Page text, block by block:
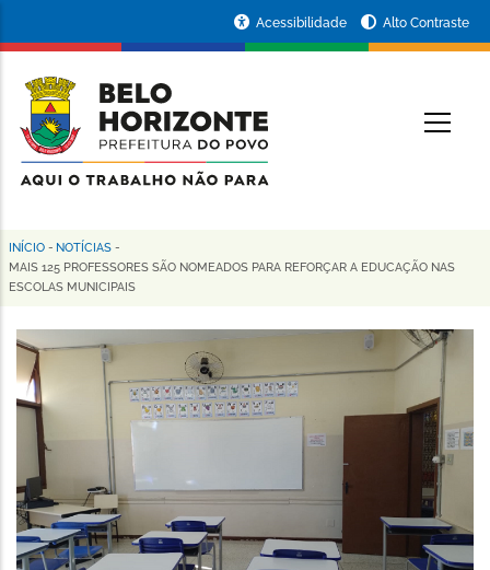
conteúdo
principal
da
Prefeitura
de
Horizonte
Acessibilidade Alto Contraste
Trilha
de
navegação
INÍCIO - NOTÍCIAS -
MAIS 125 PROFESSORES SÃO NOMEADOS PARA REFORÇAR A EDUCAÇÃO NAS
ESCOLAS MUNICIPAIS